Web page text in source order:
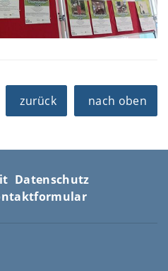
zurück nach oben
Datenschutz